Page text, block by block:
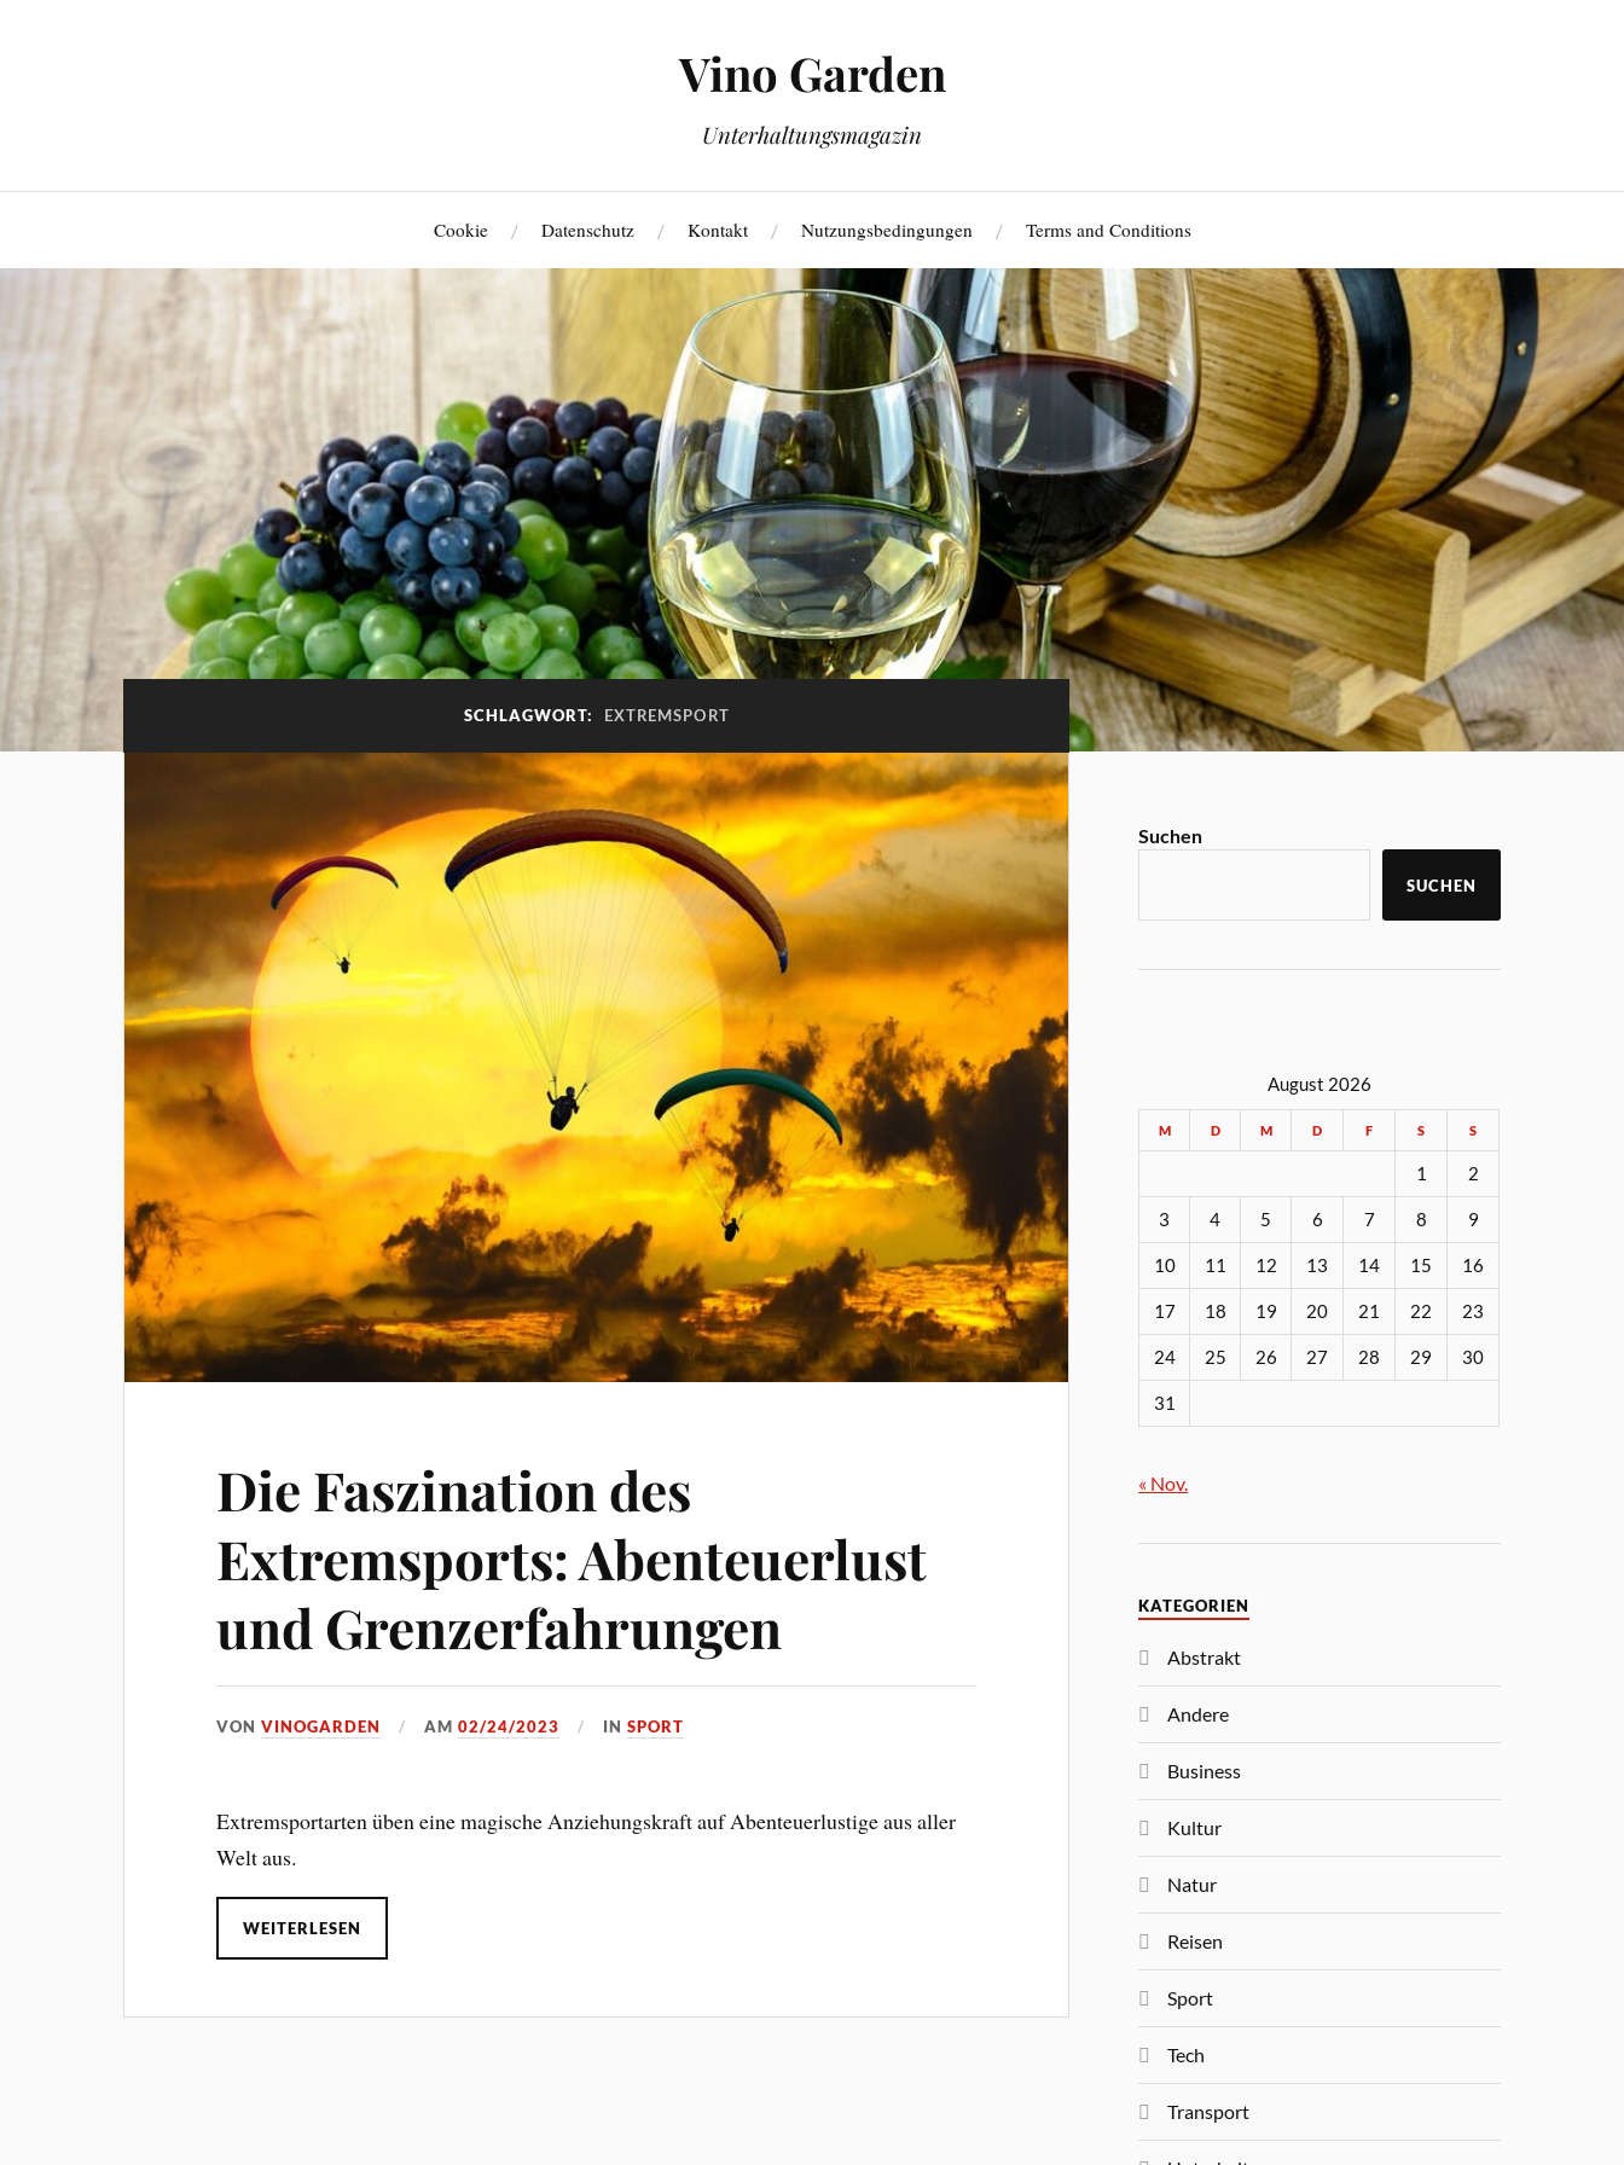
Vino Garden
Unterhaltungsmagazin
Cookie Datenschutz Kontakt Nutzungsbedingungen Terms and Conditions
SCHLAGWORT: EXTREMSPORT
Die Faszination des
Extremsports: Abenteuerlust
und Grenzerfahrungen
VONVINOGARDEN AM02/24/2023 INSPORT
Extremsportarten üben eine magische Anziehungskraft auf Abenteuerlustige aus aller
Welt aus.
WEITERLESEN
Suchen
SUCHEN
August 2026
M D M D F S S
1 2
3 4 5 6 7 8 9
10 11 12 13 14 15 16
17 18 19 20 21 22 23
24 25 26 27 28 29 30
31
« Nov.
KATEGORIEN
Abstrakt
Andere
Business
Kultur
Natur
Reisen
Sport
Tech
Transport